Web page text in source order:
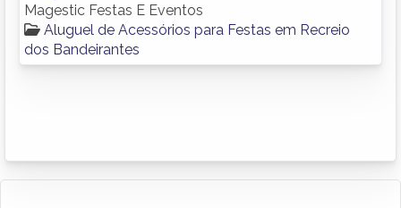
Magestic Festas E Eventos
Aluguel de Acessórios para Festas em Recreio
dos Bandeirantes